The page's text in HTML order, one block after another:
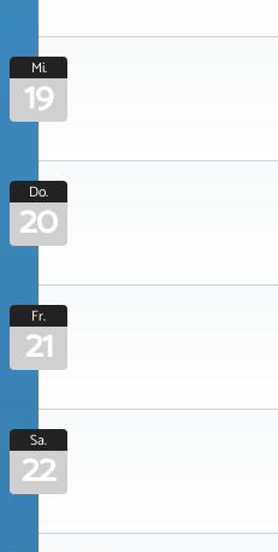
Mi.
19
Do.
20
Fr.
21
Sa.
22